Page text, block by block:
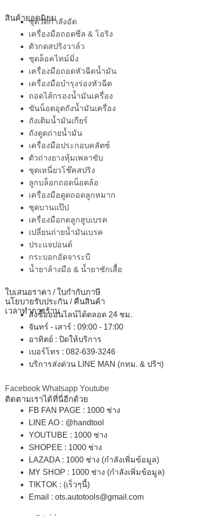
สินค้ายอดนิยม
ชุดวัดกำลังอัด
เครื่องมือถอดซีล & โอริง
ตัวกดสปริงวาล์ว
ชุดล็อคไทม์มิ่ง
เครื่องมือถอดหัวฉีดน้ำมัน
เครื่องมือบำรุงร่องหัวฉีด
ถอดไส้กรองน้ำมันเครื่อง
ขันน็อตอุตถังน้ำมันเครื่อง
ถังเติมน้ำมันเกียร์
ถังดูดถ่ายน้ำมัน
เครื่องมือประกอบคลัตซ์
ตัวถ่างยางหุ้มเพลาขับ
ชุดเหนี่ยวโช๊คสปริง
ลูกบล็อกถอดน็อตล้อ
เครื่องมือดูดถอดลูกหมาก
ชุดบานแป๊ป
เครื่องมือกดลูกสูบเบรค
เปลี่ยนถ่ายน้ำมันเบรค
ประแจปอนด์
กระบอกอัดจาระบี
น้ำยาล้างมือ & น้ำยาซักเสื้อ
ใบเสนอราคา / ใบกำกับภาษี
นโยบายรับประกัน / คืนสินค้า
เวลาทำการร้าน
สั่งซื้อออนไลน์ได้ตลอด 24 ชม.
จันทร์ - เสาร์ : 09:00 - 17:00
อาทิตย์ : ปิดให้บริการ
เบอร์โทร : 082-639-3246
บริการส่งด่วน LINE MAN (กทม. & ปริฯ)
Facebook Whatsapp Youtube
ติดตามเราได้ที่นี่อีกด้วย
FB FAN PAGE : 1000 ช่าง
LINE AO : @handtool
YOUTUBE : 1000 ช่าง
SHOPEE : 1000 ช่าง
LAZADA : 1000 ช่าง (กำลังเพิ่มข้อมูล)
MY SHOP : 1000 ช่าง (กำลังเพิ่มข้อมูล)
TIKTOK : (เร็วๆนี้)
Email : ots.autotools@gmail.com